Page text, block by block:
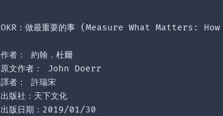
OKR：做最重要的事 (Measure What
作者： 約翰．杜爾
原文作者： John Doerr
譯者： 許瑞宋
出版社：天下文化
出版日期：2019/01/30